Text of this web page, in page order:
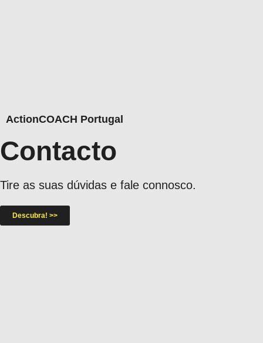
ActionCOACH Portugal
Contacto
Tire as suas dúvidas e fale connosco.
Descubra! >>